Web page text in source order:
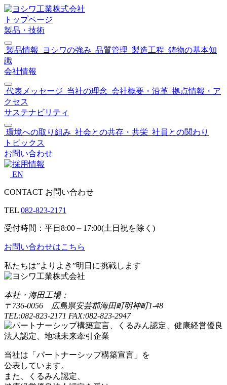
トップページ
製品・技術
製品情報 ヨシワの強み 品質管理 製造工程 鋳物の基本知
識
会社情報
代表メッセージ 当社の理念 会社概要・沿革 拠点情報・ア
クセス
サステナビリティ
環境への取り組み 社会との共存・共栄 社員との関わり
トピックス
お問い合わせ
EN
CONTACT お問い合わせ
TEL 082-823-2171
受付時間：平日8:00～17:00(土日祝を除く)
お問い合わせはこちら
私たちは”よりよき”明日に挑戦します
本社・海田工場：
〒736-0056 広島県安芸郡海田町明神町1-48
TEL:082-823-2171 FAX:082-823-2947
当社は「パートナーシップ構築宣言」を
公表しています。
また、くるみん認定、